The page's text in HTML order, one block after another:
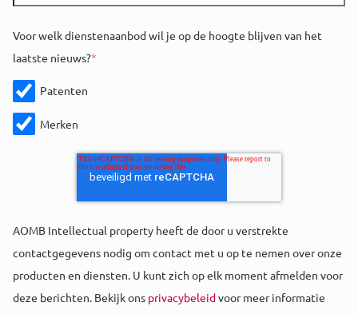
Voor welk dienstenaanbod wil je op de hoogte blijven van het
laatste nieuws?*
Patenten
Merken
AOMB Intellectual property heeft de door u verstrekte
contactgegevens nodig om contact met u op te nemen over onze
producten en diensten. U kunt zich op elk moment afmelden voor
deze berichten. Bekijk ons privacybeleidvoor meer informatie